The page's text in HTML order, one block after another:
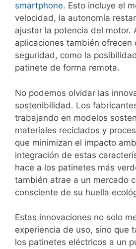
smartphone. Esto incluye el
velocidad, la autonomía
ajustar la potencia del motor.
aplicaciones también ofrecen
seguridad, como la
patinete de forma remota.
No podemos olvidar las
sostenibilidad. Los
trabajando en modelos
materiales reciclados y
que minimizan el impacto
integración de estas
hace a los patinetes más
también atrae a un mercado
consciente de su huella
Estas innovaciones no solo
experiencia de uso, sino que
los patinetes eléctricos a un